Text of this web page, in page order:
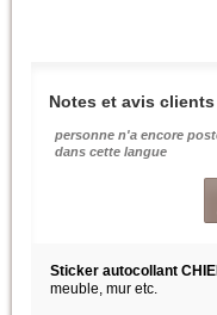
Notes et avis clients
personne n'a encore
dans cette langue
Sticker autocollant
meuble, mur etc.